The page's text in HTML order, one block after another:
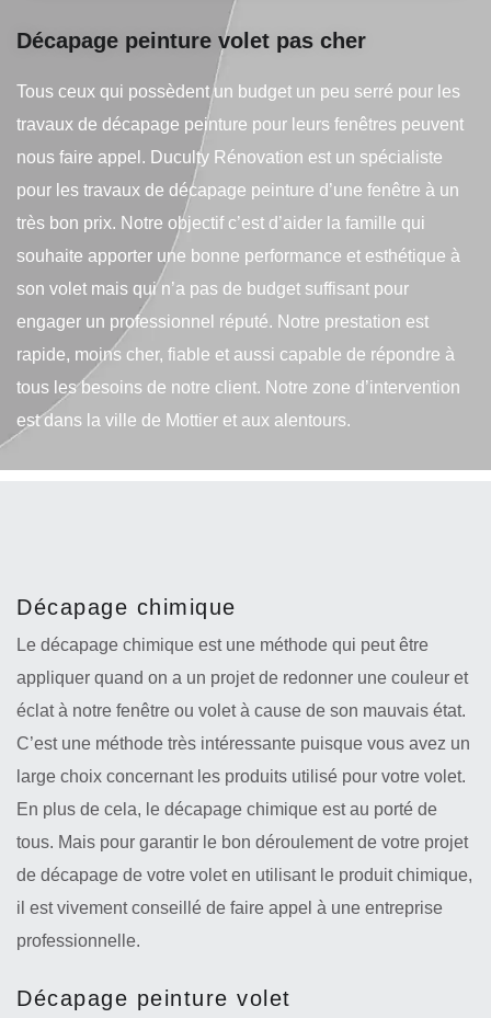
Décapage peinture volet pas cher
Tous ceux qui possèdent un budget un peu serré pour les
travaux de décapage peinture pour leurs fenêtres peuvent
nous faire appel. Duculty Rénovation est un spécialiste
pour les travaux de décapage peinture d’une fenêtre à un
très bon prix. Notre objectif c’est d’aider la famille qui
souhaite apporter une bonne performance et esthétique à
son volet mais qui n’a pas de budget suffisant pour
engager un professionnel réputé. Notre prestation est
rapide, moins cher, fiable et aussi capable de répondre à
tous les besoins de notre client. Notre zone d’intervention
est dans la ville de Mottier et aux alentours.
Décapage chimique
Le décapage chimique est une méthode qui peut être
appliquer quand on a un projet de redonner une couleur et
éclat à notre fenêtre ou volet à cause de son mauvais état.
C’est une méthode très intéressante puisque vous avez un
large choix concernant les produits utilisé pour votre volet.
En plus de cela, le décapage chimique est au porté de
tous. Mais pour garantir le bon déroulement de votre projet
de décapage de votre volet en utilisant le produit chimique,
il est vivement conseillé de faire appel à une entreprise
professionnelle.
Décapage peinture volet